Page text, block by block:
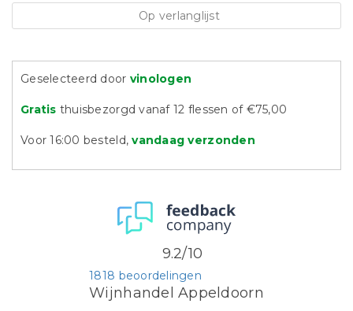
Op verlanglijst
Geselecteerd door vinologen
Gratis thuisbezorgd vanaf 12 flessen of €75,00
Voor 16:00 besteld,vandaag verzonden
Wijnhandel Appeldoorn
1818 beoordelingen
9.2/10